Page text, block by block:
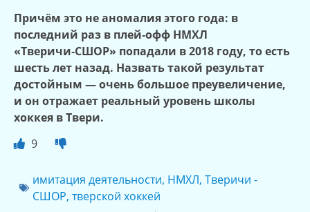
Причём это не аномалия этого года: в
последний раз в плей‑офф НМХЛ
«Тверичи‑СШОР» попадали в 2018 году, то есть
шесть лет назад. Назвать такой результат
достойным — очень большое преувеличение,
и он отражает реальный уровень школы
хоккея в Твери.
9
имитация деятельности, НМХЛ, Тверичи -
СШОР, тверской хоккей